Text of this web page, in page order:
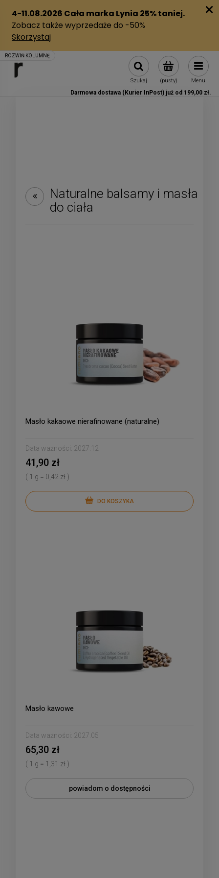
(pusty)
Szukaj Menu
Darmowa dostawa (Kurier InPost) już od 199,00 zł.
Naturalne balsamy i masła
do ciała
Masło kakaowe nierafinowane (naturalne)
Data ważności: 2027.12
41,90 zł
( 1 g = 0,42 zł )
DO KOSZYKA
Masło kawowe
Data ważności: 2027.05
65,30 zł
( 1 g = 1,31 zł )
powiadom o dostępności